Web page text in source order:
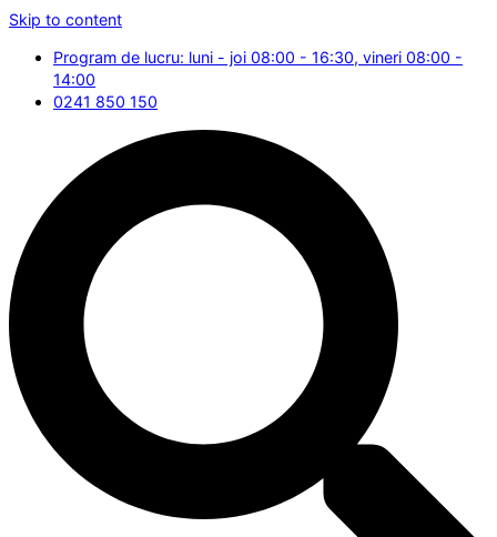
Skip to content
Program de lucru: luni - joi 08:00 - 16:30, vineri 08:00 -
14:00
0241 850 150